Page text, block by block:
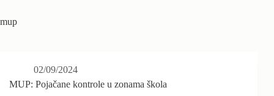
mup
02/09/2024
MUP: Pojačane kontrole u zonama škola